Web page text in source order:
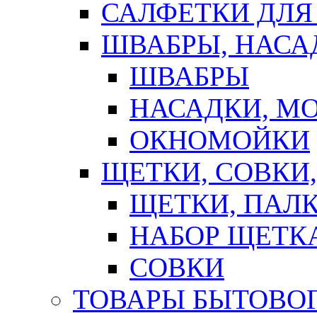
САЛФЕТКИ
ШВАБРЫ,
ШВАБРЫ
НАСАДКИ,
ОКНОМОЙКИ
ЩЕТКИ,
ЩЕТКИ,
НАБОР
СОВКИ
ТОВАРЫ